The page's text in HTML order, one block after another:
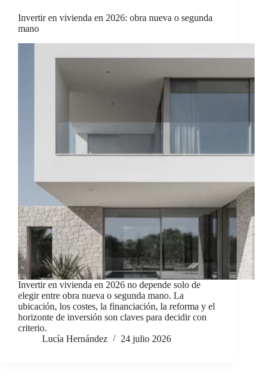
Invertir en vivienda en 2026: obra nueva o segunda
mano
Invertir en vivienda en 2026 no depende solo de
elegir entre obra nueva o segunda mano. La
ubicación, los costes, la financiación, la reforma y el
horizonte de inversión son claves para decidir con
criterio.
Lucía Hernández
24 julio 2026